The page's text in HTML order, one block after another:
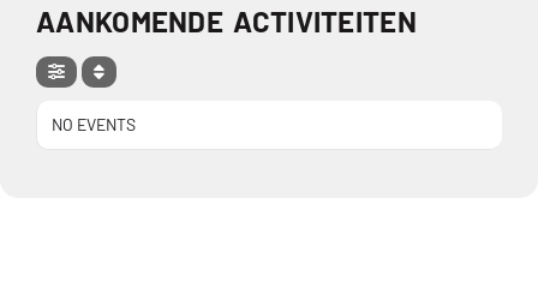
AANKOMENDE ACTIVITEITEN
NO EVENTS